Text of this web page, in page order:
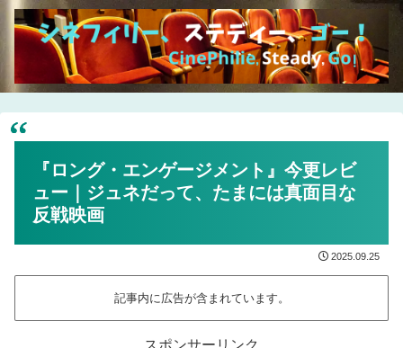
『ロング・エンゲージメント』今更レビ
ュー｜ジュネだって、たまには真面目な
反戦映画
2025.09.25
記事内に広告が含まれています。
スポンサーリンク